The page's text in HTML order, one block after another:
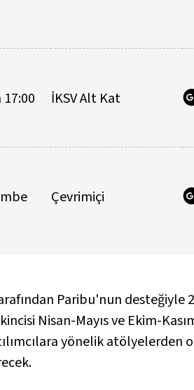
İKSV Alt Kat
Çevrimiçi
Paribu'nun desteğiyle
Nisan-Mayıs ve Ekim-
yönelik